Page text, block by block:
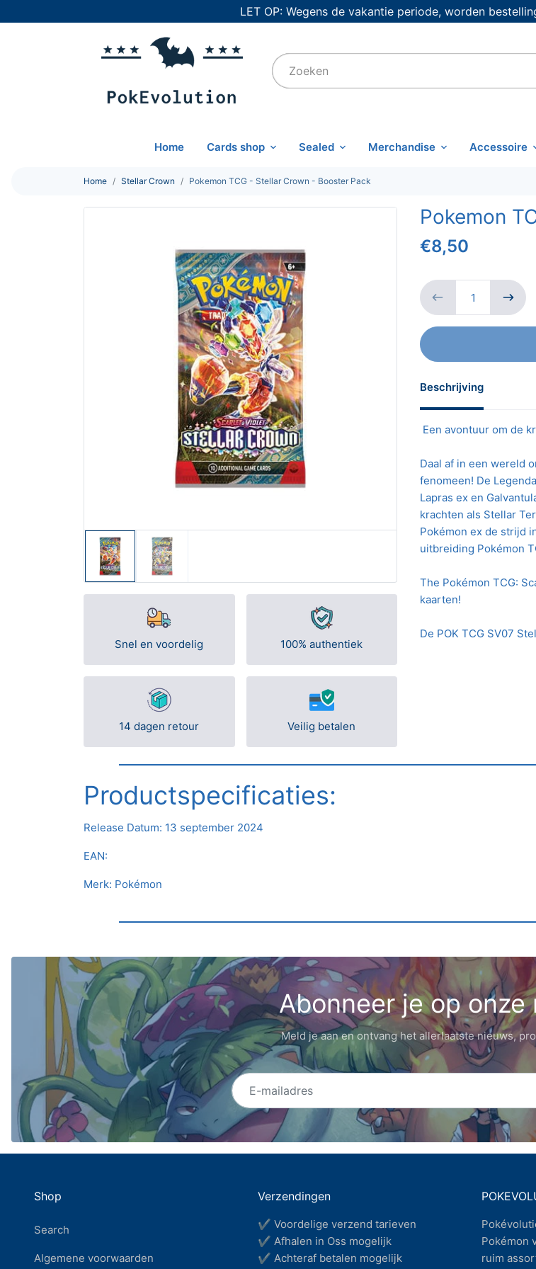
LET OP: Wegens de vakantie periode, worden
Home Cards shop Sealed Merchandise Accessoire
Home Stellar Crown Pokemon TCG - Stellar Crown - Booster Pack
Snel en voordelig 100% authentiek
14 dagen retour Veilig betalen
Pokemon
€8,50
Beschrijving
Een avontuur om de
Daal af in een wereld
fenomeen! De
Lapras ex en
krachten als Stellar
Pokémon ex de strijd
uitbreiding Pokémon
The Pokémon TCG:
kaarten!
De POK TCG SV07
Productspecificaties:
Release Datum: 13 september 2024
EAN:
Merk: Pokémon
Abonneer je op
Meld je aan en ontvang het allerlaatste nieuws,
E-mailadres
Shop
Search
Algemene voorwaarden
Verzendingen
✔ Voordelige verzend tarieven
✔ Afhalen in Oss mogelijk
✔ Achteraf betalen mogelijk
Pokémon
ruim